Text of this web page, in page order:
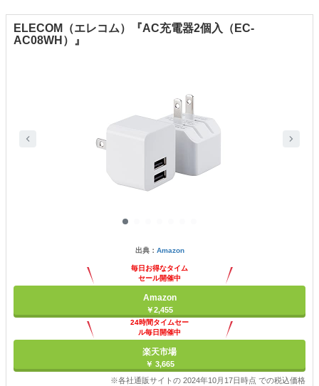
ELECOM（エレコム）『AC充電器2個入（EC-
AC08WH）』
出典： Amazon
毎日お得なタイム
セール開催中
Amazon
￥2,455
24時間タイムセー
ル毎日開催中
楽天市場
￥ 3,665
※各社通販サイトの 2024年10月17日時点 での税込価格